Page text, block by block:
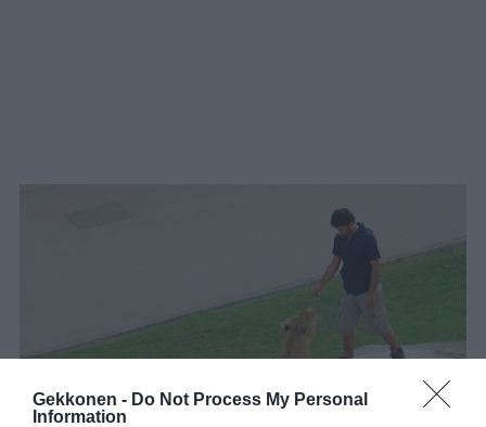
Gekkonen - Do Not Process My Personal
Information